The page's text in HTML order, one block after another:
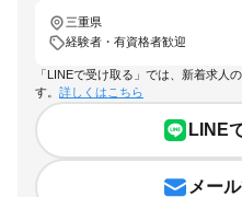
三重県
経験者・有資格者歓迎
「LINEで受け取る」では、新着求人
す。 詳しくはこちら
LINE
メー